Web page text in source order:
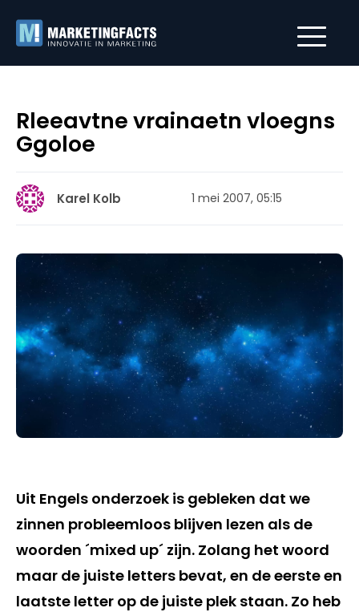
Rleeavtne vrainaetn vloegns
Ggoloe
Karel Kolb 1 mei 2007, 05:15
Uit Engels onderzoek is gebleken dat we
zinnen probleemloos blijven lezen als de
woorden ´mixed up´ zijn. Zolang het woord
maar de juiste letters bevat, en de eerste en
laatste letter op de juiste plek staan. Zo heb